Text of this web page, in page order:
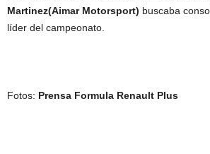
Martinez(Aimar Motorsport) buscaba
líder del campeonato.
Fotos: Prensa Formula Renault Plus